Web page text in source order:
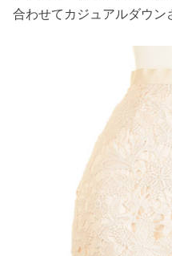
合わせてカジュアルダウ